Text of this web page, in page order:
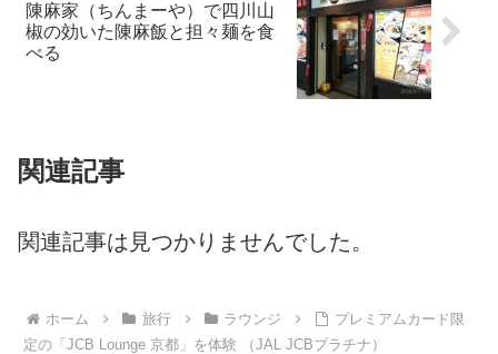
陳麻家（ちんまーや）で四川山
椒の効いた陳麻飯と担々麺を食
べる
関連記事
関連記事は見つかりませんでした。
ホーム 旅行 ラウンジ
プレミアムカード限
定の「JCB Lounge 京都」を体験 （JAL JCBプラチナ）